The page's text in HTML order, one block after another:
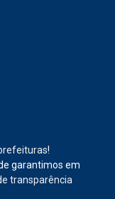
!
garantimos em
transparência